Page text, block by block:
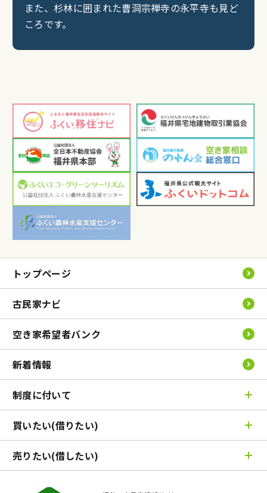
また、杉林に囲まれた曹洞宗禅寺の永平寺も見ど
ころです。
トップページ
古民家ナビ
空き家希望者バンク
新着情報
制度に付いて
空き家バンク制度とは
古民家ナビとは
ふくい空き家情報バンク登録の流れ
買いたい(借りたい)
売りたい(借したい)TOP
条件で検索
エリアで検索
売りたい(借したい)
売りたい(借したい)TOP